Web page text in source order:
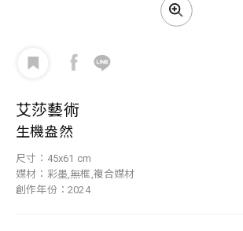
艾莎藝術
生機盎然
尺寸：45x61 cm
媒材：彩墨,無框,複合媒材
創作年份：2024